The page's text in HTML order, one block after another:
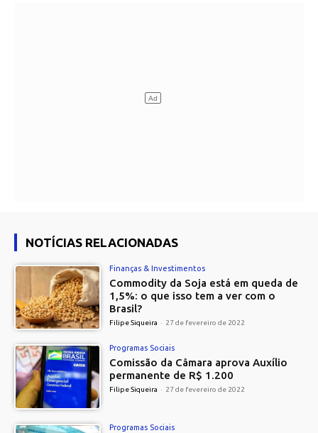
NOTÍCIAS RELACIONADAS
Finanças & Investimentos
Commodity da Soja está em queda de
1,5%: o que isso tem a ver com o
Brasil?
Filipe Siqueira - 27 de fevereiro de 2022
Programas Sociais
Comissão da Câmara aprova Auxílio
permanente de R$ 1.200
Filipe Siqueira - 27 de fevereiro de 2022
Programas Sociais